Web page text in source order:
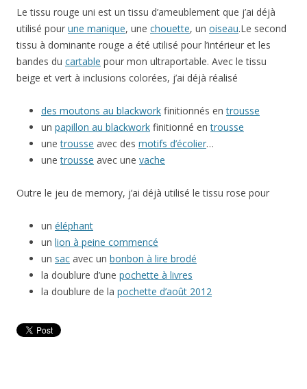
Le tissu rouge uni est un tissu d’ameublement que j’ai déjà
utilisé pour une manique, une chouette, un oiseau.Le second
tissu à dominante rouge a été utilisé pour l’intérieur et les
bandes du cartable pour mon ultraportable. Avec le tissu
beige et vert à inclusions colorées, j’ai déjà réalisé
des moutons au blackwork finitionnés entrousse
un papillon au blackwork finitionné entrousse
unetrousse avec des motifs d’écolier…
unetrousse avec une vache
Outre le jeu de memory, j’ai déjà utilisé le tissu rose pour
un éléphant
un lion à peine commencé
un sac avec un bonbon à lire brodé
la doublure d’une pochette à livres
la doublure de la pochette d’août 2012